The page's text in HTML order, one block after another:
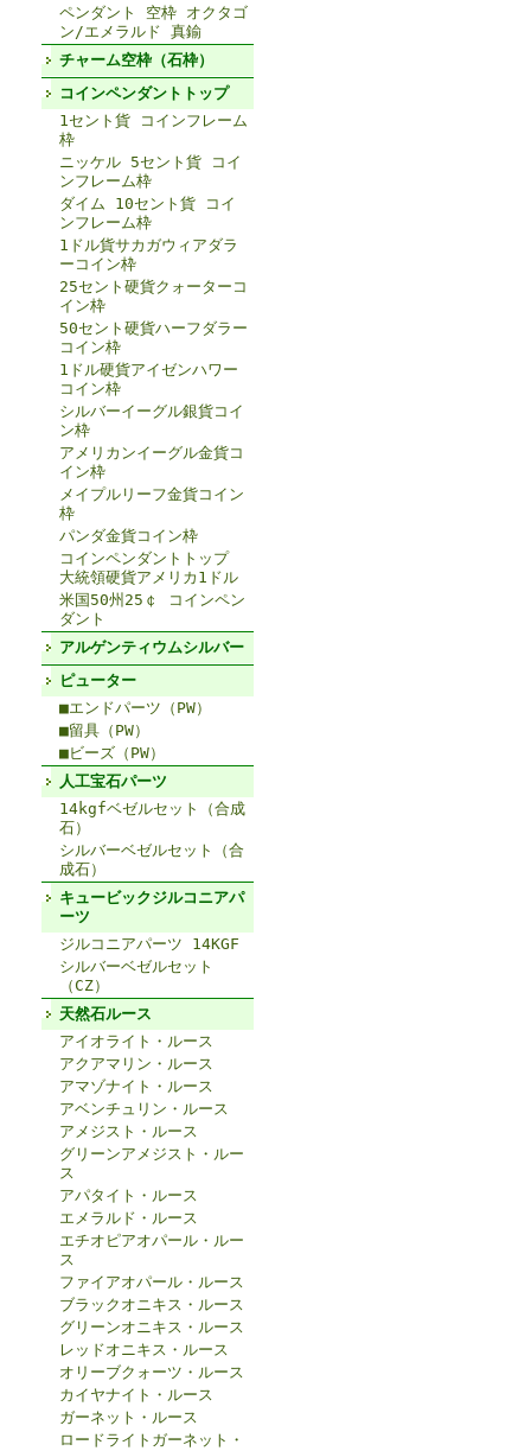
ペンダント 空枠 オクタゴ
ン/エメラルド 真鍮
チャーム空枠（石枠）
コインペンダントトップ
1セント貨 コインフレーム
枠
ニッケル 5セント貨 コイ
ンフレーム枠
ダイム 10セント貨 コイ
ンフレーム枠
1ドル貨サカガウィアダラ
ーコイン枠
25セント硬貨クォーターコ
イン枠
50セント硬貨ハーフダラー
コイン枠
1ドル硬貨アイゼンハワー
コイン枠
シルバーイーグル銀貨コイ
ン枠
アメリカンイーグル金貨コ
イン枠
メイプルリーフ金貨コイン
枠
パンダ金貨コイン枠
コインペンダントトップ
大統領硬貨アメリカ1ドル
米国50州25￠ コインペン
ダント
アルゲンティウムシルバー
ピューター
■エンドパーツ（PW）
■留具（PW）
■ビーズ（PW）
人工宝石パーツ
14kgfベゼルセット（合成
石）
シルバーベゼルセット（合
成石）
キュービックジルコニアパ
ーツ
ジルコニアパーツ 14KGF
シルバーベゼルセット
（CZ）
天然石ルース
アイオライト・ルース
アクアマリン・ルース
アマゾナイト・ルース
アベンチュリン・ルース
アメジスト・ルース
グリーンアメジスト・ルー
ス
アパタイト・ルース
エメラルド・ルース
エチオピアオパール・ルー
ス
ファイアオパール・ルース
ブラックオニキス・ルース
グリーンオニキス・ルース
レッドオニキス・ルース
オリーブクォーツ・ルース
カイヤナイト・ルース
ガーネット・ルース
ロードライトガーネット・